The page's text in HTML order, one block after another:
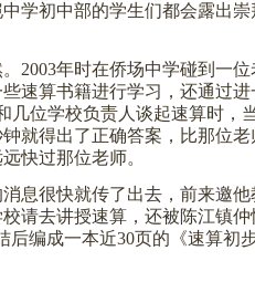
学初中部的学生们都会露出
2003年时在侨场中学碰到一
速算书籍进行学习，还通过
几位学校负责人谈起速算时，
钟就得出了正确答案，比那位老
快过那位老师。
息很快就传了出去，前来邀
请去讲授速算，还被陈江镇
后编成一本近30页的《速算初